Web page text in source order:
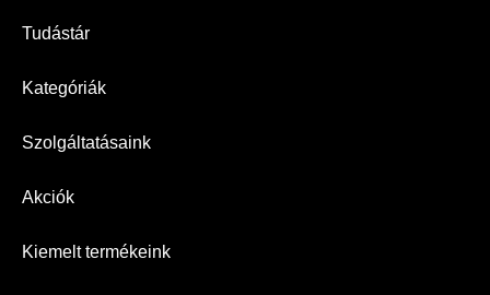
Tudástár
Kategóriák
Szolgáltatásaink
Akciók
Kiemelt termékeink